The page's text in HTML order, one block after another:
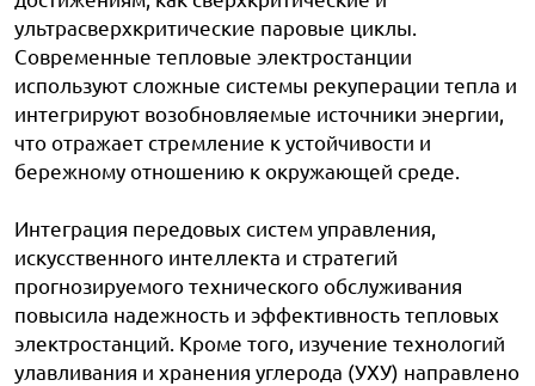
ультрасверхкритические паровые циклы.
Современные тепловые электростанции
используют сложные системы рекуперации тепла и
интегрируют возобновляемые источники энергии,
что отражает стремление к устойчивости и
бережному отношению к окружающей среде.
Интеграция передовых систем управления,
искусственного интеллекта и стратегий
прогнозируемого технического обслуживания
повысила надежность и эффективность тепловых
электростанций. Кроме того, изучение технологий
улавливания и хранения углерода (УХУ) направлено